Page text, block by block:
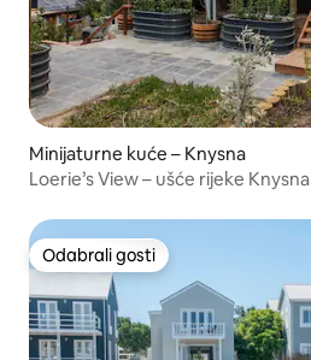
Minijaturne kuće – Knysna
Loerie’s View – ušće rijeke Knysna
Odabrali gosti
Odabrali gosti